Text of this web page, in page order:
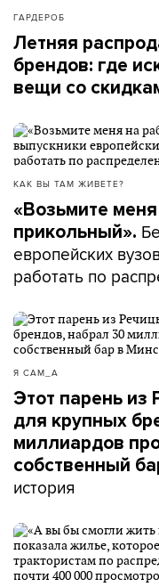
ГАРДЕРОБ
Летняя
брендов: где
вещи со
КАК ВЫ ТАМ ЖИВЕТЕ?
«Возьмите
прикольный».
европейских
работать по
Я САМ_А
Этот парень из
для крупных
миллиардов
собственный
история